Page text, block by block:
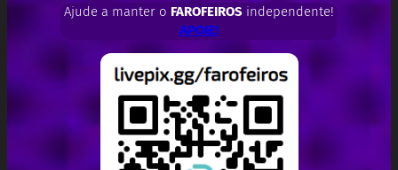
Ajude a manter o FAROFEIROSindependente!
APOIE!